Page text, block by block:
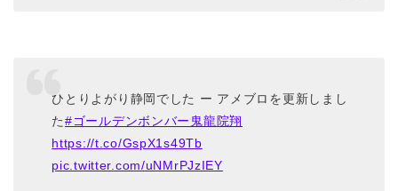
ひとりよがり静岡でした ー アメブロを更新しまし
た#ゴールデンボンバー鬼龍院翔
https://t.co/GspX1s49Tb
pic.twitter.com/uNMrPJzIEY